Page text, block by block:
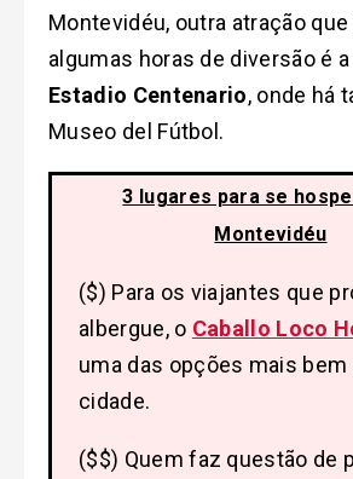
Montevidéu, outra atração
algumas horas de diversão é
Estadio Centenario, onde há
Museo del Fútbol.
3 lugares para se
Montevidéu
($) Para os viajantes que
albergue, o Caballo Loco
uma das opções mais bem
cidade.
($$) Quem faz questão de